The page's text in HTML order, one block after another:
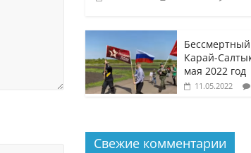
Карай-
мая 2022 год
11.05.2022
Свежие комментарии